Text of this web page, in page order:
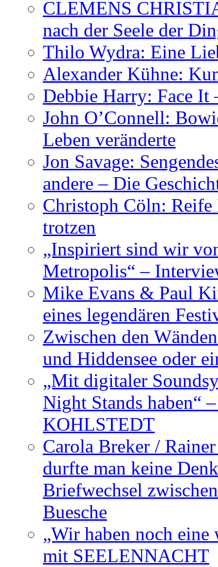
CLEMENS
nach der Seele der
Thilo Wydra: Eine
Alexander Kühne:
Debbie Harry: Face
John O’Connell:
Leben veränderte
Jon Savage:
andere – Die
Christoph Cöln:
trotzen
„Inspiriert sind wir
Metropolis“ –
Mike Evans & Paul
eines legendären
Zwischen den
und Hiddensee oder
„Mit digitaler
Night Stands haben“
KOHLSTEDT
Carola Breker /
durfte man keine
Briefwechsel
Buesche
„Wir haben noch
mit SEELENNACHT